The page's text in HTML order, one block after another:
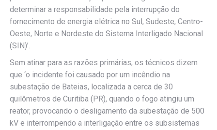
determinar a responsabilidade pela interrupção do
fornecimento de energia elétrica no Sul, Sudeste, Centro-
Oeste, Norte e Nordeste do Sistema Interligado Nacional
(SIN)’.
Sem atinar para as razões primárias, os técnicos dizem
que ‘o incidente foi causado por um incêndio na
subestação de Bateias, localizada a cerca de 30
quilômetros de Curitiba (PR), quando o fogo atingiu um
reator, provocando o desligamento da subestação de 500
kV e interrompendo a interligação entre os subsistemas